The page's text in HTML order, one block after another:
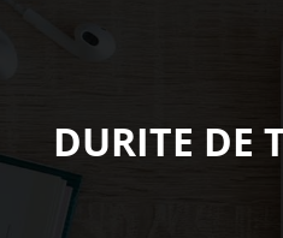
DURITE DE